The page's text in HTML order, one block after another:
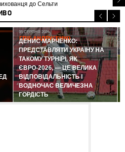
до Сельти
ГЛІБ АНДРУСЕНКО
05 СЕРПНЯ 2026
ДЕНИС МАРЧЕНКО:
ПРЕДСТАВЛЯТИ УКРАЇНУ НА
ТАКОМУ ТУРНІРІ, ЯК
ЄВРО-2026, — ЦЕ ВЕЛИКА
ВІДПОВІДАЛЬНІСТЬ І
ВОДНОЧАС ВЕЛИЧЕЗНА
ГОРДІСТЬ